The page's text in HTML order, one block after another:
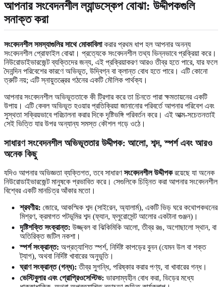
আপনার সংবেদনশীল ল্যান্ডস্কেপ বোঝা: উদ্দীপকগুলি
সনাক্ত করা
সংবেদনশীল সমস্যাগুলির সাথে মোকাবিলাকরার প্রথম ধাপ হল আপনার অনন্য
সংবেদনশীল প্রোফাইল বোঝা। প্রত্যেকে সংবেদনশীল তথ্য ভিন্নভাবে প্রক্রিয়া করে।
নিউরোডাইভারজেন্ট ব্যক্তিদের জন্য, এই প্রক্রিয়াকরণ আরও তীব্র হতে পারে, যার ফলে
দৈনন্দিন পরিবেশের কারণে অভিভূত, উদ্বিগ্ন বা ক্লান্ত বোধ হতে পারে। এটি কোনো
ত্রুটি নয়; এটি স্নায়ুতন্ত্রের গঠনের একটি মৌলিক পার্থক্য।
আপনার সংবেদনশীল অভিভূততাকে কী ট্রিগার করে তা চিনতে পারা ক্ষমতায়নের একটি
উপায়। এটি কেবল অভিভূত হওয়ার প্রতিক্রিয়া জানানোর পরিবর্তে আপনার পরিবেশ এবং
সুস্থতা সক্রিয়ভাবে পরিচালনা করার দিকে দৃষ্টিভঙ্গি পরিবর্তন করে। এই আত্ম-সচেতনতাই
সেই ভিত্তি যার উপর অন্যান্য সমস্ত কৌশল গড়ে ওঠে।
সাধারণ সংবেদনশীল অভিভূততার উদ্দীপক: আলো, শব্দ, স্পর্শ এবং আরও
অনেক কিছু
যদিও আপনার অভিজ্ঞতা ব্যক্তিগত, তবে সাধারণসংবেদনশীল উদ্দীপকরয়েছে যা অনেক
নিউরোডাইভারজেন্ট মানুষকে প্রভাবিত করে। সেগুলিকে চিহ্নিত করা আপনার সংবেদনশীল
বিশ্বের একটি মানচিত্র আঁকার মতো।
শ্রবণীয়: জোরে, আকস্মিক শব্দ (সাইরেন, অ্যালার্ম), একটি ভিড় ঘরে কথোপকথনের
মিশ্রণ, ক্রমাগত পটভূমির শব্দ (ফ্যান, ফ্লুরোসেন্ট আলোর একটানা গুঞ্জন)।
দৃষ্টিশক্তি সংক্রান্ত: উজ্জ্বল বা ঝিকিমিকি আলো, তীব্র রঙ, অগোছালো স্থান, বা
অতিরিক্ত জটিল নকশা।
স্পর্শ সংক্রান্ত: অপ্রত্যাশিত স্পর্শ, নির্দিষ্ট কাপড়ের বুনন (যেমন উল বা শক্ত
ট্যাগ), অথবা নির্দিষ্ট খাবারের অনুভূতি।
ঘ্রাণ সংক্রান্ত (গন্ধ): তীব্র সুগন্ধি, পরিষ্কার করার পণ্য, বা খাবারের গন্ধ।
ভেস্টিবুলার এবং প্রোপ্রিওসেপ্টিভ: ভারসাম্যহীন বোধ করা, ভিড়ের মধ্যে